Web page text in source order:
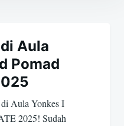
Aula
Pomad
Aula Yonkes I
2025! Sudah